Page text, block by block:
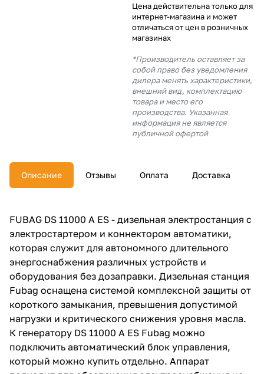
Цена действительна только для
интернет-магазина и может
отличаться от цен в розничных
магазинах
*Производитель оставляет за
собой право без уведомления
дилера менять характеристики,
внешний вид, комплектацию
товара и место его
производства. Указанная
информация не является
публичной офертой
Описание Отзывы Оплата Доставка
FUBAG DS 11000 A ES - дизельная электростанция с
электростартером и коннектором автоматики,
которая служит для автономного длительного
энергоснабжения различных устройств и
оборудования без дозаправки. Дизельная станция
Fubag оснащена системой комплексной защиты от
короткого замыкания, превышения допустимой
нагрузки и критического снижения уровня масла.
К генератору DS 11000 A ES Fubag можно
подключить автоматический блок управления,
который можно купить отдельно. Аппарат
% будут
с вашей карты